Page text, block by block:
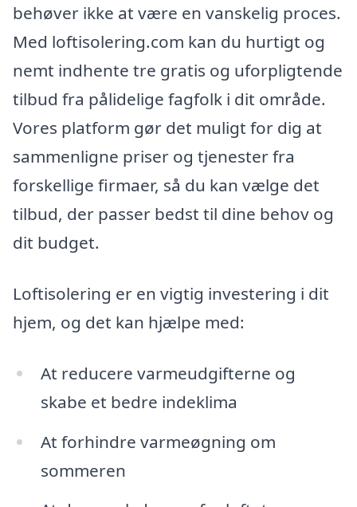
behøver ikke at være en vanskelig proces.
Med loftisolering.com kan du hurtigt og
nemt indhente tre gratis og uforpligtende
tilbud fra pålidelige fagfolk i dit område.
Vores platform gør det muligt for dig at
sammenligne priser og tjenester fra
forskellige firmaer, så du kan vælge det
tilbud, der passer bedst til dine behov og
dit budget.
Loftisolering er en vigtig investering i dit
hjem, og det kan hjælpe med:
At reducere varmeudgifterne og
skabe et bedre indeklima
At forhindre varmeøgning om
sommeren